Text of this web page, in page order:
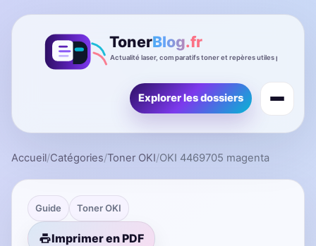
Explorer les dossiers
Accueil/Catégories/Toner OKI/OKI 4469705 magenta
Guide Toner OKI
Imprimer en PDF